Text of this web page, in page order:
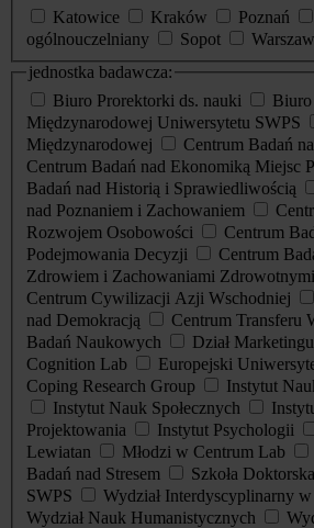
Katowice
Kraków Poznań
ogólnouczelniany
Sopot
jednostka badawcza:
Biuro Prorektorki ds. nauki
Międzynarodowej Uniwersytetu SWPS
Międzynarodowej
Centrum Badań
Centrum Badań nad Ekonomiką Miejsc
Badań nad Historią i Sprawiedliwością
nad Poznaniem i Zachowaniem
Rozwojem Osobowości
Centrum
Podejmowania Decyzji
Centrum
Zdrowiem i Zachowaniami
Centrum Cywilizacji Azji Wschodniej
nad Demokracją
Centrum Transferu
Badań Naukowych
Dział Marketingu
Cognition Lab
Europejski
Coping Research Group
Instytut
Instytut Nauk Społecznych
Projektowania
Instytut Psychologii
Lewiatan
Młodzi w Centrum Lab
Badań nad Stresem
Szkoła Doktorska
SWPS
Wydział Interdyscyplinarny
Wydział Nauk Humanistycznych